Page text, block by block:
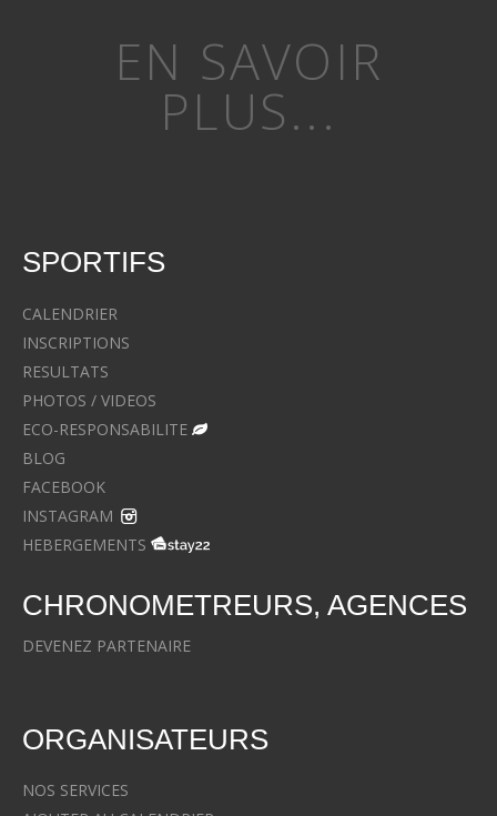
EN SAVOIR
PLUS...
SPORTIFS
CALENDRIER
INSCRIPTIONS
RESULTATS
PHOTOS / VIDEOS
ECO-RESPONSABILITE
BLOG
FACEBOOK
INSTAGRAM
HEBERGEMENTS
CHRONOMETREURS, AGENCES
DEVENEZ PARTENAIRE
ORGANISATEURS
NOS SERVICES